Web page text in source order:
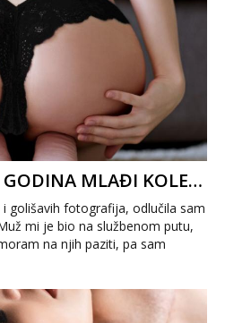
PRIVLAČI ME OSAM GODINA MLAĐI KOLEGA 2
golišavih fotografija, odlučila sam
mi je bio na službenom putu,
na njih paziti, pa sam